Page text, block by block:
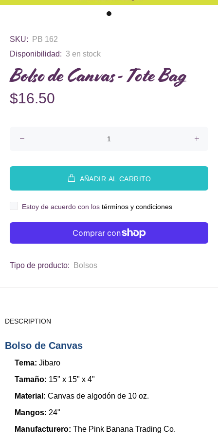
SKU:
PB 162
Disponibilidad: 3 en stock
Bolso de Canvas - Tote Bag
$16.50
AÑADIR AL CARRITO
Estoy de acuerdo con los términos y condiciones
Tipo de producto: Bolsos
DESCRIPTION
Bolso de Canvas
Tema: Jibaro
Tamaño: 15" x 15" x 4"
Material: Canvas de algodón de 10 oz.
Mangos: 24"
Manufacturero: The Pink Banana Trading Co.